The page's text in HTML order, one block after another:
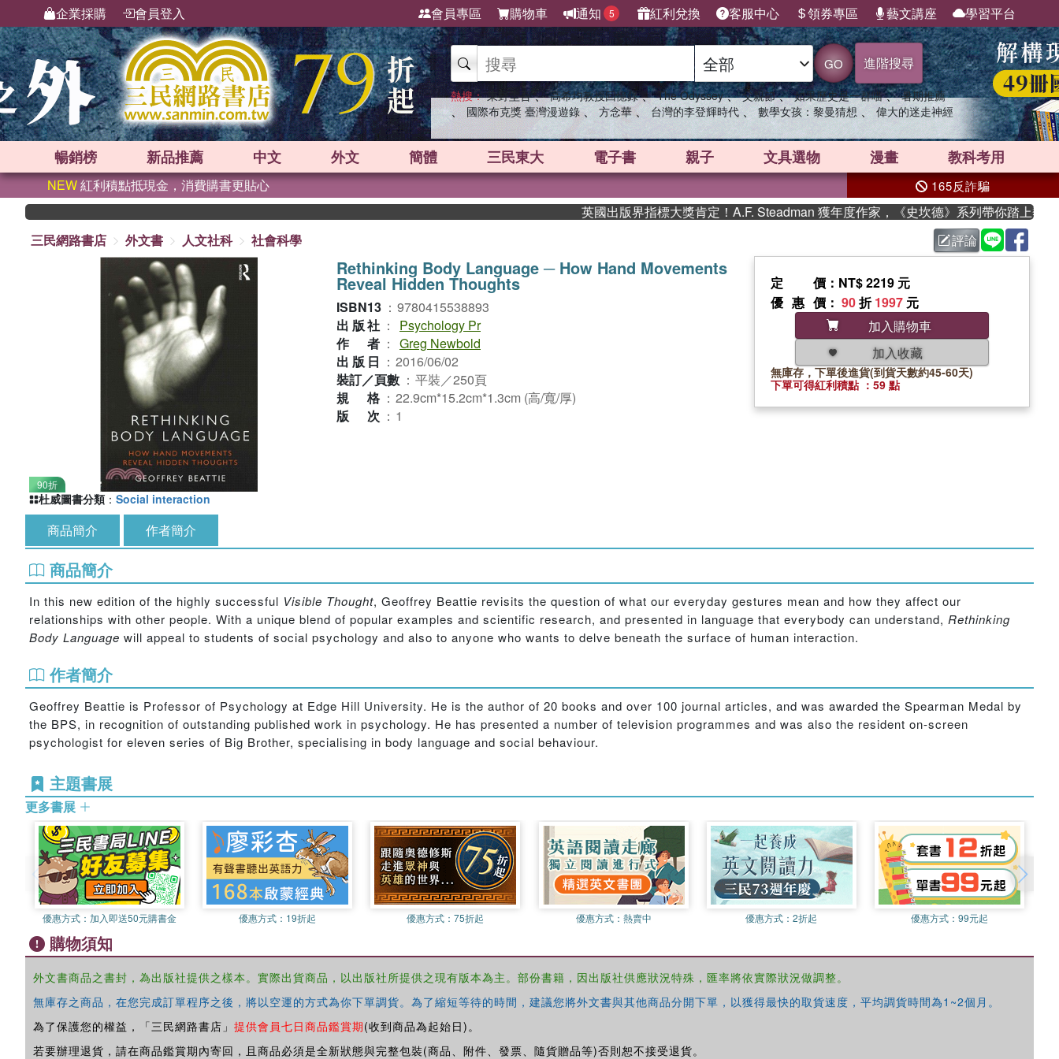
企業採購 會員登入 會員專區 購物車 通知 5 紅利兌換 客服中心 領券專區 藝文講座 學習平台
GO 進階搜尋
熱搜： 東野圭吾 、 高希均教授回憶錄 、 The Odyssey 、 父親節 、 如果歷史是一群喵 、 暑期推薦
、 國際布克獎 臺灣漫遊錄 、 方念華 、 台灣的李登輝時代 、 數學女孩：黎曼猜想 、 偉大的迷走神經
暢銷榜 新品推薦 中文 外文 簡體 三民東大 電子書 親子 文具選物 漫畫 教科考用
NEW紅利積點抵現金，消費購書更貼心 165反詐騙
英國出版界指標大獎肯定！A.F. Steadman 獲年度作家，《史坎德》系列帶你踏上熱血奇幻
三民網路書店
外文書 人文社科 社會科學 評論
90折
Rethinking Body Language ─ How Hand Movements
Reveal Hidden Thoughts
ISBN13 ： 9780415538893
出版社 ：
Psychology Pr
作者 ： Greg Newbold
出版日 ： 2016/06/02
裝訂／頁數 ： 平裝／250頁
規格 ： 22.9cm*15.2cm*1.3cm (高/寬/厚)
版次 ： 1
定價 ：NT$ 2219 元
優惠價 ： 90折1997 元
加入購物車
加入收藏
無庫存，下單後進貨(到貨天數約45-60天)
下單可得紅利積點 ：59 點
杜威圖書分類 ： Social interaction
商品簡介 作者簡介
商品簡介
In this new edition of the highly successful Visible Thought, Geoffrey Beattie revisits the question of what our everyday gestures mean and how they affect our
relationships with other people. With a unique blend of popular examples and scientific research, and presented in language that everybody can understand, Rethinking
Body Language will appeal to students of social psychology and also to anyone who wants to delve beneath the surface of human interaction.
作者簡介
Geoffrey Beattie is Professor of Psychology at Edge Hill University. He is the author of 20 books and over 100 journal articles, and was awarded the Spearman Medal by
the BPS, in recognition of outstanding published work in psychology. He has presented a number of television programmes and was also the resident on-screen
psychologist for eleven series of Big Brother, specialising in body language and social behaviour.
主題書展
更多書展
優惠方式： 加入即送50元購書金 優惠方式： 19折起 優惠方式：75折起 優惠方式： 熱賣中 優惠方式：2折起 優惠方式：99元起
購物須知
外文書商品之書封，為出版社提供之樣本。實際出貨商品，以出版社所提供之現有版本為主。部份書籍，因出版社供應狀況特殊，匯率將依實際狀況做調整。
無庫存之商品，在您完成訂單程序之後，將以空運的方式為你下單調貨。為了縮短等待的時間，建議您將外文書與其他商品分開下單，以獲得最快的取貨速度，平均調貨時間為1~2個月。
為了保護您的權益，「三民網路書店」 提供會員七日商品鑑賞期(收到商品為起始日)。
若要辦理退貨，請在商品鑑賞期內寄回，且商品必須是全新狀態與完整包裝(商品、附件、發票、隨貨贈品等)否則恕不接受退貨。